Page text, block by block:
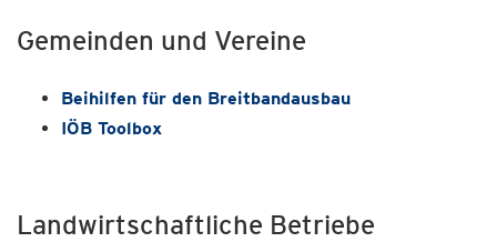
Gemeinden und Vereine
Beihilfen für den Breitbandausbau
IÖB Toolbox
Landwirtschaftliche Betriebe